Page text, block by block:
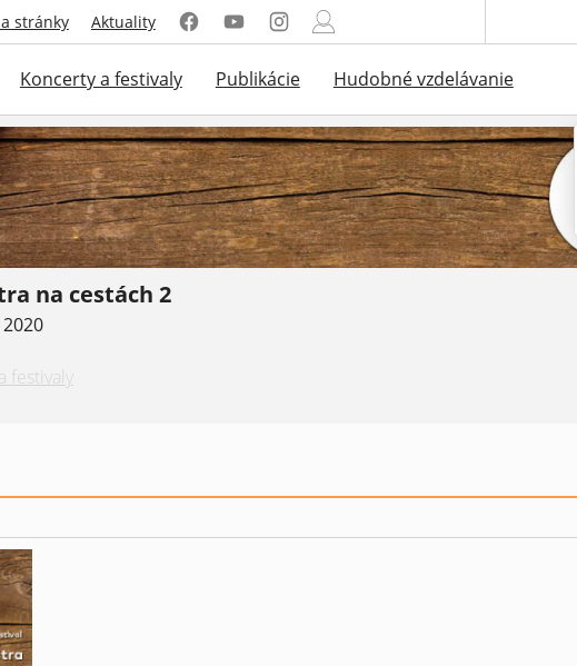
stránky Aktuality
Koncerty a festivaly Publikácie Hudobné vzdelávanie
na cestách 2
festivaly